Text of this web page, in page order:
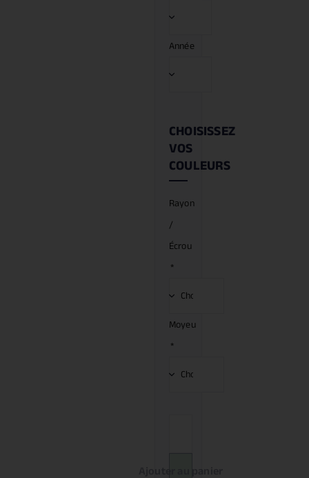
Année
CHOISISSEZ
VOS
COULEURS
Rayon
/
Écrou
*
Moyeu
*